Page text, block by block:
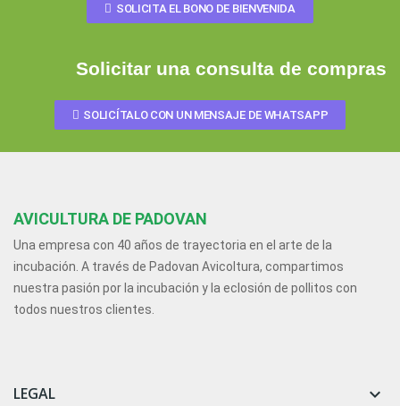
SOLICITA EL BONO DE BIENVENIDA
Solicitar una consulta de compras
SOLICÍTALO CON UN MENSAJE DE WHATSAPP
AVICULTURA DE PADOVAN
Una empresa con 40 años de trayectoria en el arte de la
incubación. A través de Padovan Avicoltura, compartimos
nuestra pasión por la incubación y la eclosión de pollitos con
todos nuestros clientes.
LEGAL 